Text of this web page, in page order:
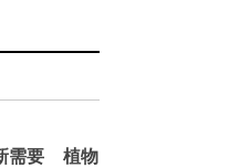
需要 植物